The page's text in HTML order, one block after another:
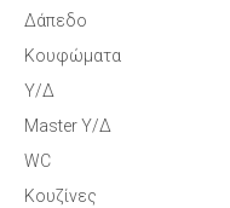
Δάπεδο
Κουφώματα
Υ/Δ
Master Υ/Δ
WC
Κουζίνες